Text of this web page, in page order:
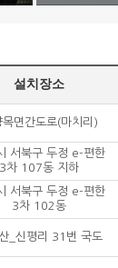
설치장소
목면간도로(마치리)
서북구 두정 e-편한
3차 107동 지하
서북구 두정 e-편한
3차 102동
_신평리 31번 국도